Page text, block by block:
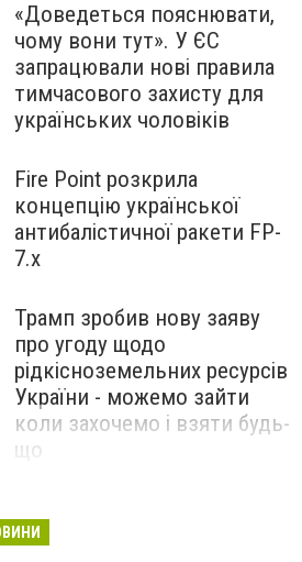
«Доведеться пояснювати,
чому вони тут». У ЄС
запрацювали нові правила
тимчасового захисту для
українських чоловіків
Fire Point розкрила
концепцію української
антибалістичної ракети FP-
7.x
Трамп зробив нову заяву
про угоду щодо
рідкісноземельних ресурсів
України - можемо зайти
коли захочемо і взяти будь-
що
призов”: ДБР проводить